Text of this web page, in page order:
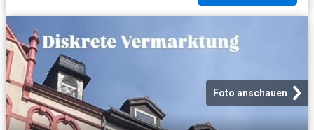
Foto anschauen